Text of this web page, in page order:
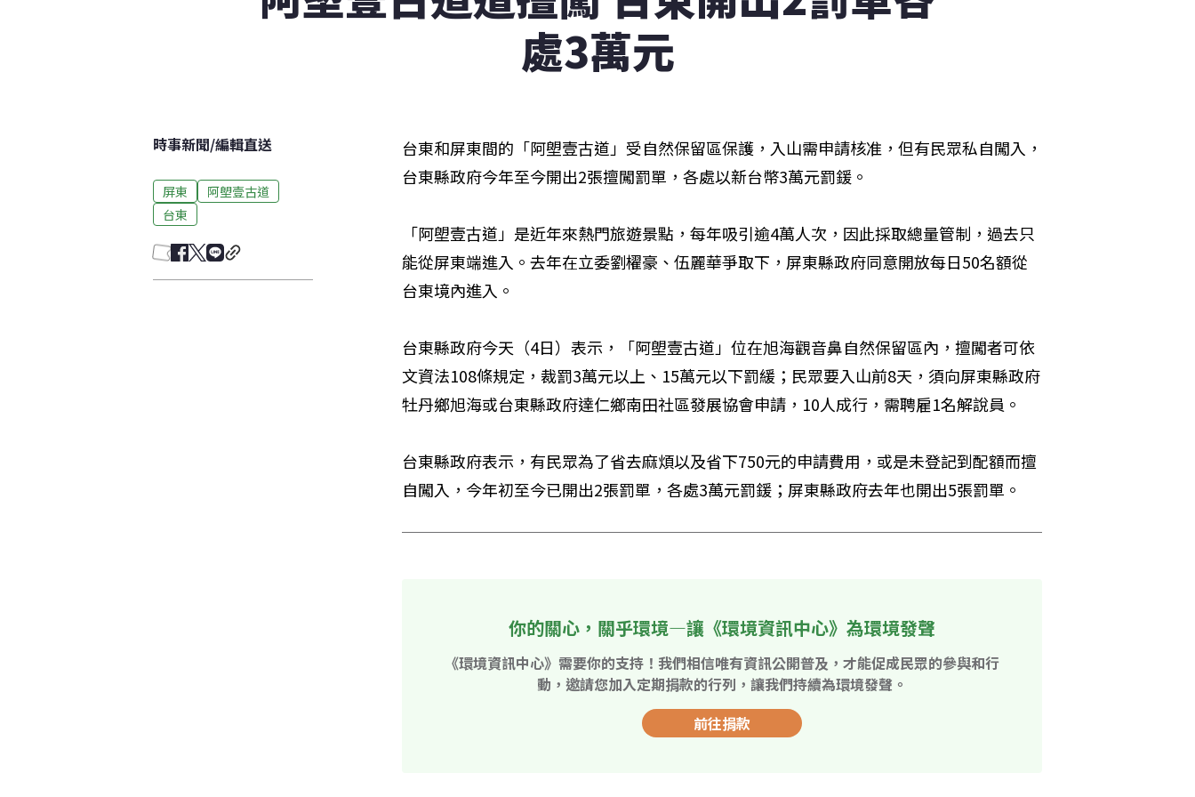
處3萬元
時事新聞/編輯直送
屏東
阿塱壹古道
台東
台東和屏東間的「阿塱壹古道」受自然保留區保護，入山需申請核准，但有民眾私自闖入，
台東縣政府今年至今開出2張擅闖罰單，各處以新台幣3萬元罰鍰。
「阿塱壹古道」是近年來熱門旅遊景點，每年吸引逾4萬人次，因此採取總量管制，過去只
能從屏東端進入。去年在立委劉櫂豪、伍麗華爭取下，屏東縣政府同意開放每日50名額從
台東境內進入。
台東縣政府今天（4日）表示，「阿塱壹古道」位在旭海觀音鼻自然保留區內，擅闖者可依
文資法108條規定，裁罰3萬元以上、15萬元以下罰緩；民眾要入山前8天，須向屏東縣政府
牡丹鄉旭海或台東縣政府達仁鄉南田社區發展協會申請，10人成行，需聘雇1名解說員。
台東縣政府表示，有民眾為了省去麻煩以及省下750元的申請費用，或是未登記到配額而擅
自闖入，今年初至今已開出2張罰單，各處3萬元罰鍰；屏東縣政府去年也開出5張罰單。
你的關心，關乎環境—讓《環境資訊中心》為環境發聲
《環境資訊中心》需要你的支持！我們相信唯有資訊公開普及，才能促成民眾的參與和行
動，邀請您加入定期捐款的行列，讓我們持續為環境發聲。
前往捐款